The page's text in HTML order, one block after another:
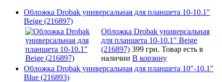
Обложка Drobak универсальная для планшета 10-10.1"
Beige (216897)
Обложка Drobak универсальная
для планшета 10-10.1" Beige
(216897) 399 грн. Товар есть в
наличии В корзину
Обложка Drobak универсальная для планшета 10"-10.1"
Blue (216893)